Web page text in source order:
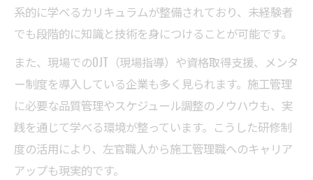
系的に学べるカリキュラムが整備されており、未経験者
でも段階的に知識と技術を身につけることが可能です。
また、現場でのOJT（現場指導）や資格取得支援、メンタ
ー制度を導入している企業も多く見られます。施工管理
に必要な品質管理やスケジュール調整のノウハウも、実
践を通じて学べる環境が整っています。こうした研修制
度の活用により、左官職人から施工管理職へのキャリア
アップも現実的です。